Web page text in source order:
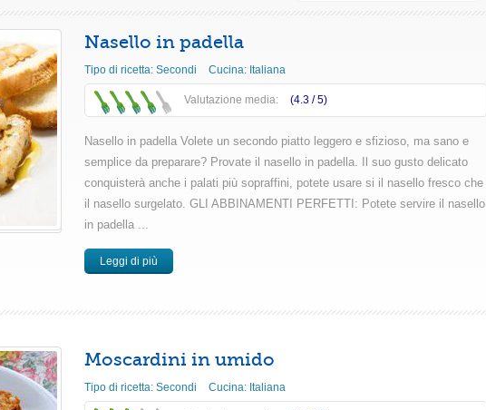
Nasello in padella
Tipo di ricetta: Secondi Cucina: Italiana
Valutazione media: (4.3 /5)
Nasello in padella Volete un secondo piatto leggero e sfizioso, ma sano e
semplice da preparare? Provate il nasello in padella. Il suo gusto delicato
conquisterà anche i palati più sopraffini, potete usare si il nasello fresco che
il nasello surgelato. GLI ABBINAMENTI PERFETTI: Potete servire il nasello
in padella ...
Leggi di più
Moscardini in umido
Tipo di ricetta: Secondi Cucina: Italiana